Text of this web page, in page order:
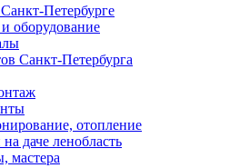
Петербурге
оборудование
Санкт-Петербурга
отопление
даче ленобласть
мастера